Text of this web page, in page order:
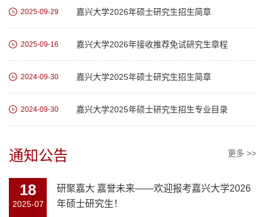
2025-09-29 嘉兴大学2026年硕士研究生招生简章
2025-09-16 嘉兴大学2026年接收推荐免试研究生章程
2024-09-30 嘉兴大学2025年硕士研究生招生简章
2024-09-30 嘉兴大学2025年硕士研究生招生专业目录
通知公告 更多 >>
18
2025-07
研聚嘉大 嘉誉未来——欢迎报考嘉兴大学2026
年硕士研究生！